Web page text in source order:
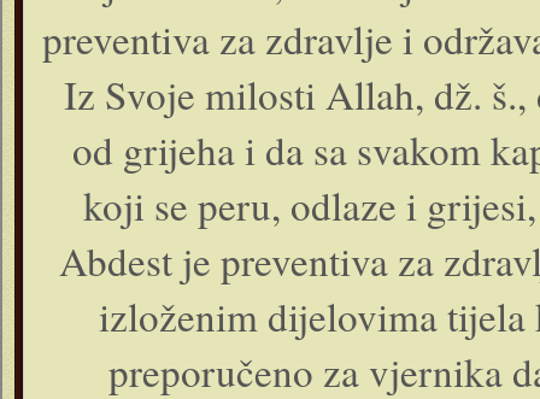
preventiva za zdravlje i
Iz Svoje milosti Allah, dž. š.,
od grijeha i da sa svakom
koji se peru, odlaze i
Abdest je preventiva za
izloženim dijelovima tijela
preporučeno za vjernika